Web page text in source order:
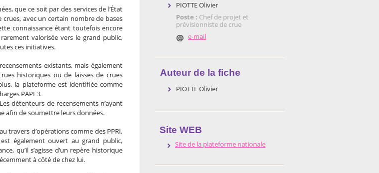
que ce soit par des services de l’État
avec un certain nombre de bases
connaissance étant toutefois encore
valorisée vers le grand public,
ces initiatives.
existants, mais également
historiques ou de laisses de crues
la plateforme est identifiée comme
PAPI 3.
détenteurs de recensements n’ayant
afin de soumettre leurs données.
travers d’opérations comme des PPRI,
également ouvert au grand public,
qu’il s’agisse d’un repère historique
à côté de chez lui.
PIOTTE Olivier
Poste : Chef de projet et
prévisionniste de crue
e-mail
Auteur de la fiche
PIOTTE Olivier
Site WEB
Site de la plateforme nationale